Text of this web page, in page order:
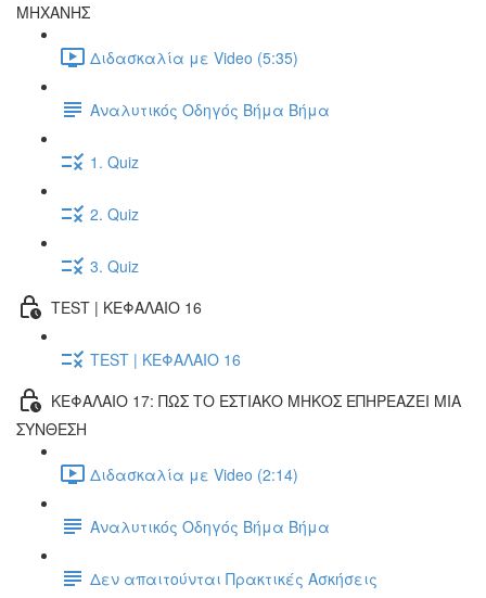
ΜΗΧΑΝΗΣ
Διδασκαλία με Video (5:35)
Αναλυτικός Οδηγός Βήμα Βήμα
1. Quiz
2. Quiz
3. Quiz
TEST | ΚΕΦΑΛΑΙΟ 16
TEST | ΚΕΦΑΛΑΙΟ 16
ΚΕΦΑΛΑΙΟ 17: ΠΩΣ ΤΟ ΕΣΤΙΑΚΟ ΜΗΚΟΣ ΕΠΗΡΕΑΖΕΙ ΜΙΑ
ΣΥΝΘΕΣΗ
Διδασκαλία με Video (2:14)
Αναλυτικός Οδηγός Βήμα Βήμα
Δεν απαιτούνται Πρακτικές Ασκήσεις